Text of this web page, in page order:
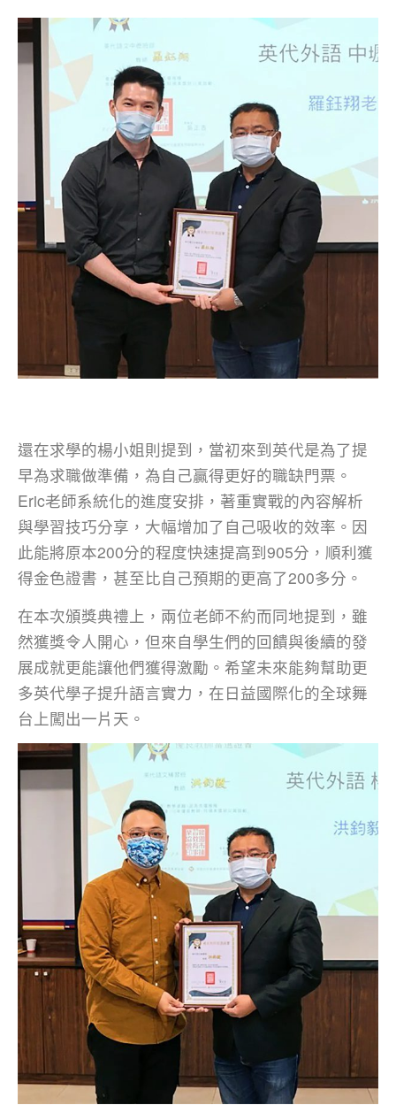
還在求學的楊小姐則提到，當初來到英代是為了提
早為求職做準備，為自己贏得更好的職缺門票。
Eric老師系統化的進度安排，著重實戰的內容解析
與學習技巧分享，大幅增加了自己吸收的效率。因
此能將原本200分的程度快速提高到905分，順利獲
得金色證書，甚至比自己預期的更高了200多分。
在本次頒獎典禮上，兩位老師不約而同地提到，雖
然獲獎令人開心，但來自學生們的回饋與後續的發
展成就更能讓他們獲得激勵。希望未來能夠幫助更
多英代學子提升語言實力，在日益國際化的全球舞
台上闖出一片天。